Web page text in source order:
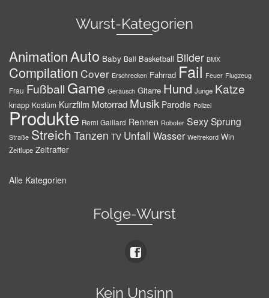
Wurst-Kategorien
AnimationAuto Baby Ball Basketball Bilder BMX
Compilation Cover Erschrecken Fahrrad Fail Feuer Flugzeug
Frau Fußball Game Geräusch Gitarre Hund Junge Katze
knapp Kostüm Kurzfilm Motorrad Musik Parodie Polizei
Produkte Remi Gaillard Rennen Roboter SexySprung
Straße Streich Tanzen TV Unfall Wasser Weltrekord Win
Zeitlupe Zeitraffer
Alle Kategorien
Folge-Wurst
Kein Unsinn